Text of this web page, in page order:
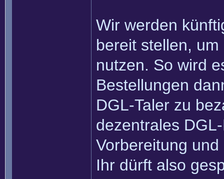
Wir werden
bereit stellen,
nutzen. So wird
Bestellungen
DGL-Taler zu
dezentrales
Vorbereitung
Ihr dürft also